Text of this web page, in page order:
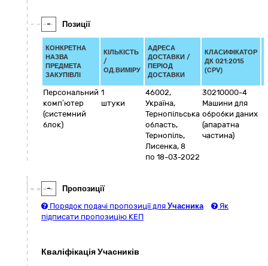
- Позиції
КОНКРЕТНА
НАЗВА
ПРЕДМЕТА
ЗАКУПІВЛІ
КІЛЬКІСТЬ
/
ОД.ВИМІРУ
АДРЕСА
ДОСТАВКИ /
ПЕРІОД
ДОСТАВКИ
КЛАСИФІКАТОР
ДК 021:2015
(CPV)
Персональний
комп’ютер
(системний
блок)
1
штуки
46002,
Україна,
Тернопільська
область,
Тернопіль,
Лисенка, 8
по 18-03-2022
30210000-4
Машини для
обробки даних
(апаратна
частина)
-
Пропозиції
Порядок подачі пропозиції для Учасника
Як
підписати пропозицію КЕП
Кваліфікація Учасників